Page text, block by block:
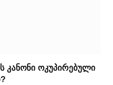
კანონი ოკუპირებული